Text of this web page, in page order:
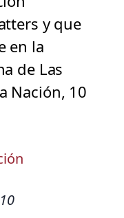
y que
en la
de Las
Nación, 10